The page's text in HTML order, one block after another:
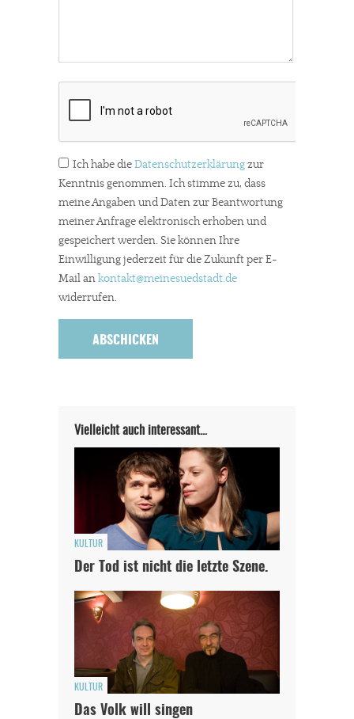
Ich habe dieDatenschutzerklärungzur
Kenntnis genommen. Ich stimme zu, dass
meine Angaben und Daten zur Beantwortung
meiner Anfrage elektronisch erhoben und
gespeichert werden. Sie können Ihre
Einwilligung jederzeit für die Zukunft per E-
Mail ankontakt@meinesuedstadt.de
widerrufen.
Vielleicht auch interessant…
KULTUR
Der Tod ist nicht die letzte Szene.
KULTUR
Das Volk will singen